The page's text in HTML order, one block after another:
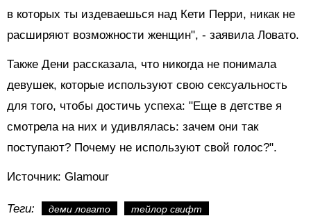
в которых ты издеваешься над Кети Перри, никак не
расширяют возможности женщин", - заявила Ловато.
Также Дени рассказала, что никогда не понимала
девушек, которые используют свою сексуальность
для того, чтобы достичь успеха: "Еще в детстве я
смотрела на них и удивлялась: зачем они так
поступают? Почему не используют свой голос?".
Источник: Glamour
Теги: деми ловато тейлор свифт